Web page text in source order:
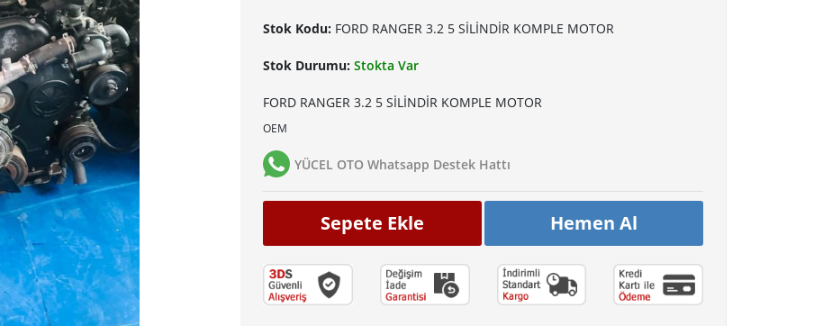
Stok Kodu: FORD RANGER 3.2 5 SİLİNDİR KOMPLE MOTOR
Stok Durumu: Stokta Var
FORD RANGER 3.2 5 SİLİNDİR KOMPLE MOTOR
OEM
YÜCEL OTO Whatsapp Destek Hattı
Sepete Ekle Hemen Al